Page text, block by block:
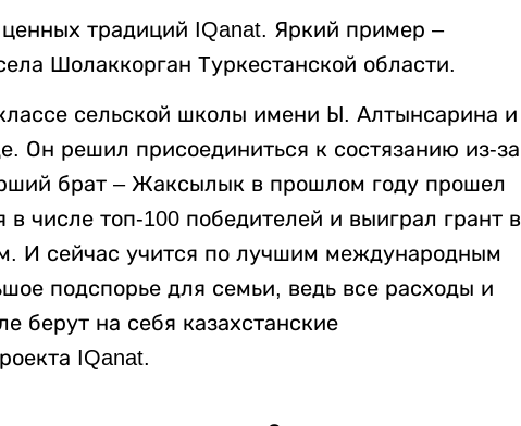
традиций IQanat. Яркий пример –
Шолаккорган Туркестанской области.
сельской школы имени Ы. Алтынсарина и
Он решил присоединиться к состязанию из-за
брат – Жаксылык в прошлом году прошел
числе топ-100 победителей и выиграл грант в
И сейчас учится по лучшим международным
подспорье для семьи, ведь все расходы и
берут на себя казахстанские
IQanat.